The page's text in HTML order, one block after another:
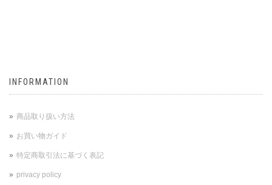
INFORMATION
商品取り扱い方法
お買い物ガイド
特定商取引法に基づく表記
privacy policy